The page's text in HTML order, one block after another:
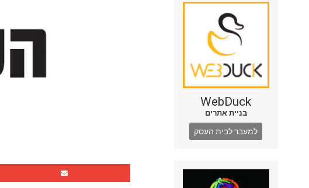
WebDuck
בניית אתרים
למעבר לבית העסק